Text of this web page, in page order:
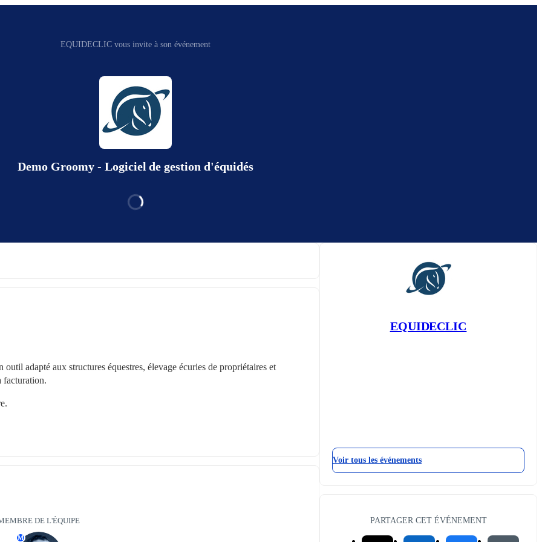
EQUIDECLIC vous invite à son événement
Demo Groomy - Logiciel de gestion d'équidés
adapté aux structures équestres, élevage écuries de propriétaires et
facturation.
DE L'ÉQUIPE
M
EQUIDECLIC
Voir tous les événements
PARTAGER CET ÉVÉNEMENT